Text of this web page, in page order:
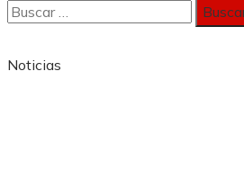
Buscar:
Noticias